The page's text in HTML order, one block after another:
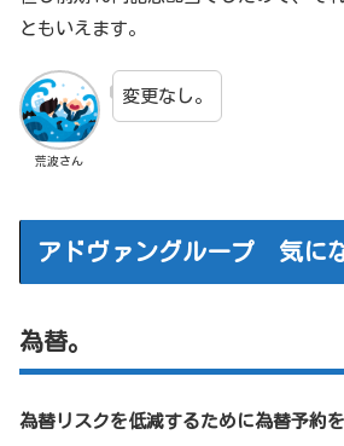
ともいえます。
荒波さん
変更なし。
アドヴァングループ 気に
為替。
為替リスクを低減するために為替予約